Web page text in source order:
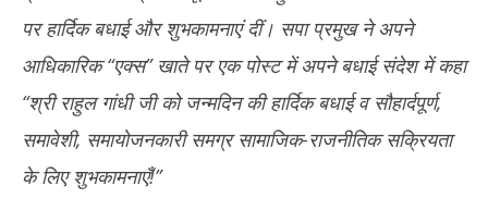
2025
पर हार्दिक बधाई और शुभकामनाएं दीं। सपा प्रमुख ने अपने
आधिकारिक “एक्स” खाते पर एक पोस्ट में अपने बधाई संदेश में कहा
“श्री राहुल गांधी जी को जन्मदिन की हार्दिक बधाई व सौहार्दपूर्ण,
समावेशी, समायोजनकारी समग्र सामाजिक-राजनीतिक सक्रियता
के लिए शुभकामनाएँ!”